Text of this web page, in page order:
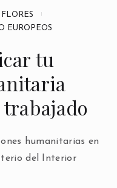
FLORES
EUROPEOS
tu
humanitarias en
del Interior